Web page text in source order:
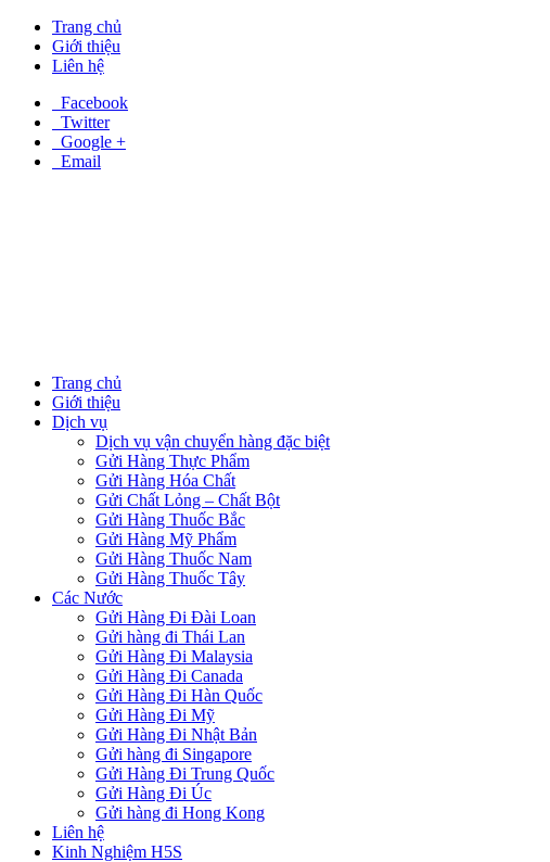
Trang chủ
Giới thiệu
Liên hệ
Facebook
Twitter
Google +
Email
Trang chủ
Giới thiệu
Dịch vụ
Dịch vụ vận chuyển hàng đặc biệt
Gửi Hàng Thực Phẩm
Gửi Hàng Hóa Chất
Gửi Chất Lỏng – Chất Bột
Gửi Hàng Thuốc Bắc
Gửi Hàng Mỹ Phẩm
Gửi Hàng Thuốc Nam
Gửi Hàng Thuốc Tây
Các Nước
Gửi Hàng Đi Đài Loan
Gửi hàng đi Thái Lan
Gửi Hàng Đi Malaysia
Gửi Hàng Đi Canada
Gửi Hàng Đi Hàn Quốc
Gửi Hàng Đi Mỹ
Gửi Hàng Đi Nhật Bản
Gửi hàng đi Singapore
Gửi Hàng Đi Trung Quốc
Gửi Hàng Đi Úc
Gửi hàng đi Hong Kong
Liên hệ
Kinh Nghiệm H5S